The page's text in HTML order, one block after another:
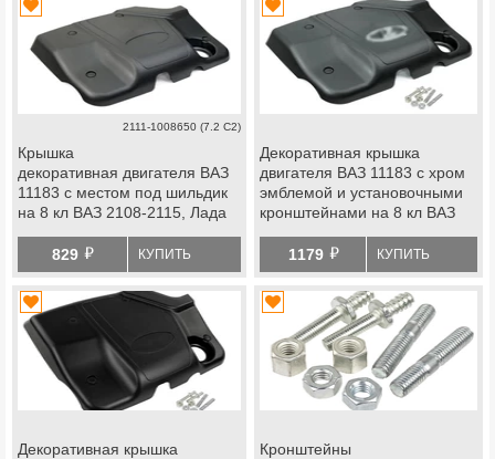
2111-1008650 (7.2 С2)
Крышка
декоративная двигателя ВАЗ
11183 с местом под шильдик
на 8 кл ВАЗ 2108-2115, Лада
datsun829 й КУПИТЬ
Декоративная крышка
двигателя ВАЗ 11183 с хром
эмблемой и установочными
кронштейнами на 8 кл ВАЗ
Калина, Приора, datsun
1179 й КУПИТЬ
Декоративная крышка
Кронштейны